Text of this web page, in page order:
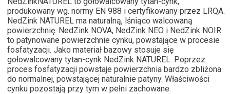
produkowany wg. normy EN 988 i certyfikowany przez LRQA.
NedZink NATUREL ma naturalną, lśniąco walcowaną
powierzchnię. NedZink NOVA, NedZink NEO i NedZink NOIR
to patynowane powierzchnie cynku, powstające w procesie
fosfatyzacji. Jako materiał bazowy stosuje się
gołowalcowany tytan-cynk NedZink NATUREL. Poprzez
proces fosfatyzacji powstaje powierzchnia bardzo zbliżona
do normalnej, powstającej naturalnie patyny. Właściwości
cynku pozostają przy tym w pełni zachowane.